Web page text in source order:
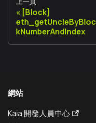
[Block]
eth_getUncleByBloc
kNumberAndIndex
網站
Kaia 開發人員中心